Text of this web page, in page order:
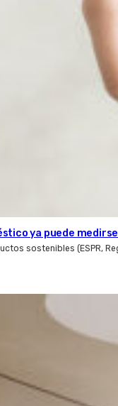
ya puede
sostenibles (ESPR,